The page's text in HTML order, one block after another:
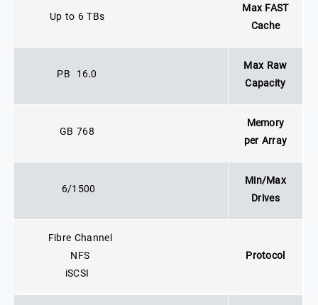
Max FAST
Cache
Up to 6 TBs
Max Raw
Capacity
16.0 PB
Memory
per Array
768 GB
Min/Max
Drives
6/1500
Protocol
Fibre Channel
NFS
iSCSI